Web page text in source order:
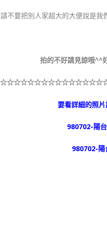
不要把別人家超大的大便說是我
拍的不好請見諒哦^^
☆☆☆☆☆☆☆☆☆☆
要看詳細的照
980702-陽
980702-